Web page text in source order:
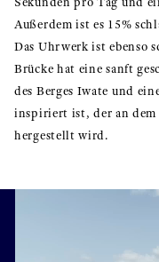
Außerdem ist es 15%
Das Uhrwerk ist ebenso
Brücke hat eine sanft
des Berges Iwate und
inspiriert ist, der an
hergestellt wird.